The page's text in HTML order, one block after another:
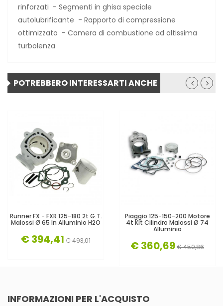
rinforzati - Segmenti in ghisa speciale
autolubrificante - Rapporto di compressione
ottimizzato - Camera di combustione ad altissima
turbolenza
POTREBBERO INTERESSARTI ANCHE
Runner FX - FXR 125-180 2t G.T.
Malossi Ø 65 In Alluminio H2O
€ 394,41 € 493,01
Piaggio 125-150-200 Motore
4t Kit Cilindro Malossi Ø 74
Alluminio
€ 360,69€ 450,86
INFORMAZIONI PER L'ACQUISTO